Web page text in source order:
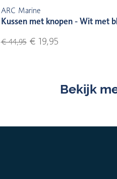
ARC Marine
Kussen met knopen - Wit met
€ 44,95€ 19,95
Bekijk